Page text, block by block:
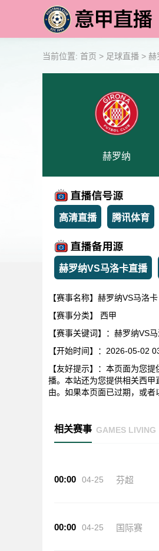
当前位置: 首页 > 足球直播 > 赫
赫罗纳
高清直播 腾讯体育
赫罗纳VS马洛卡直播
【赛事名称】赫罗纳VS马洛卡
【赛事分类】 西甲
【赛事关键词】：赫罗纳VS
【开始时间】：2026-05-02
【友好提示】：本页面为您
播。本站还为您提供相关西
由。如果本页面已过期，或者
相关赛事 GAMES LIVING
00:00 04-25 芬超
00:00 04-25 国际赛